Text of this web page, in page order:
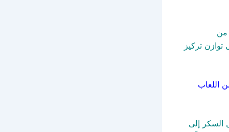
من
تركيز
اللعاب
السكر إلى